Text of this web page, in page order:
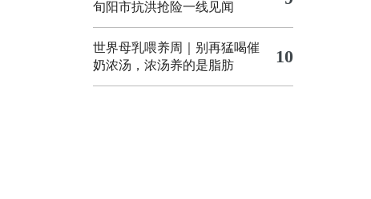
旬阳市抗洪抢险一线见闻
世界母乳喂养周｜别再猛喝催
奶浓汤，浓汤养的是脂肪
10